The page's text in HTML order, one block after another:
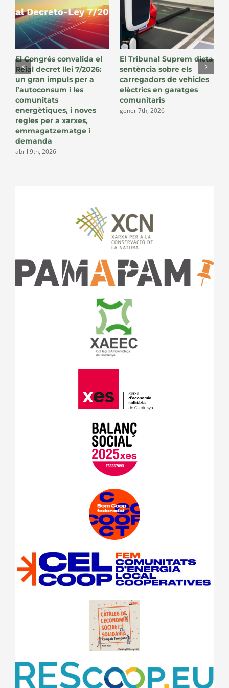
El Congrés convalida el
Reial decret llei 7/2026:
un gran impuls per a
l’autoconsum i les
comunitats
energètiques, i noves
regles per a xarxes,
emmagatzematge i
demanda
abril 9th, 2026
El Tribunal Suprem dicta
sentència sobre els
carregadors de vehicles
elèctrics en garatges
comunitaris
gener 7th, 2026